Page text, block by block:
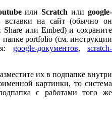
илиScratch или google-
вставки на сайт (обычно он
или Embed) и сохраните
port­fo­lio (см. инструкции
google-документов,scratch-
их в подпапке внутри
картинки, то система
с работами того же